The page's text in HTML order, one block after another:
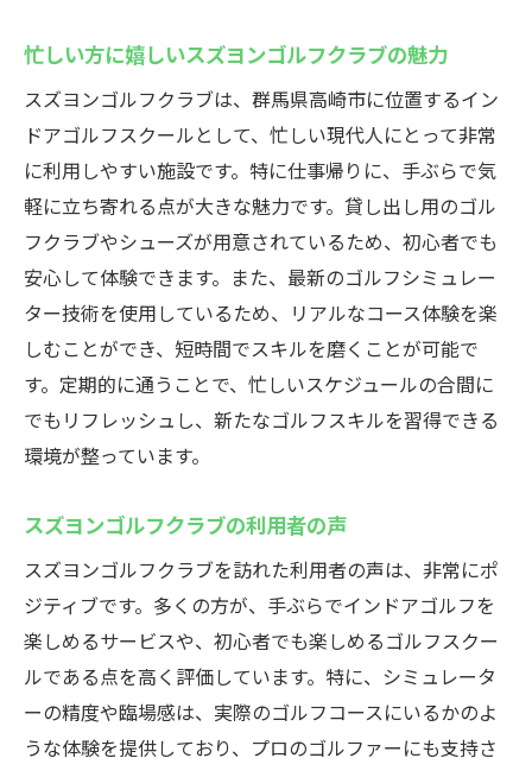
忙しい方に嬉しいスズヨンゴルフクラブの魅力
スズヨンゴルフクラブは、群馬県高崎市に位置するイン
ドアゴルフスクールとして、忙しい現代人にとって非常
に利用しやすい施設です。特に仕事帰りに、手ぶらで気
軽に立ち寄れる点が大きな魅力です。貸し出し用のゴル
フクラブやシューズが用意されているため、初心者でも
安心して体験できます。また、最新のゴルフシミュレー
ター技術を使用しているため、リアルなコース体験を楽
しむことができ、短時間でスキルを磨くことが可能で
す。定期的に通うことで、忙しいスケジュールの合間に
でもリフレッシュし、新たなゴルフスキルを習得できる
環境が整っています。
スズヨンゴルフクラブの利用者の声
スズヨンゴルフクラブを訪れた利用者の声は、非常にポ
ジティブです。多くの方が、手ぶらでインドアゴルフを
楽しめるサービスや、初心者でも楽しめるゴルフスクー
ルである点を高く評価しています。特に、シミュレータ
ーの精度や臨場感は、実際のゴルフコースにいるかのよ
うな体験を提供しており、プロのゴルファーにも支持さ